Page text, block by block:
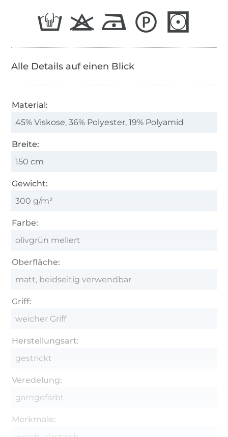
Alle Details auf einen Blick
Material:
45% Viskose, 36% Polyester, 19% Polyamid
Breite:
150 cm
Gewicht:
300 g/m²
Farbe:
olivgrün meliert
Oberfläche:
matt, beidseitig verwendbar
Griff:
weicher Griff
Herstellungsart:
gestrickt
Veredelung:
garngefärbt
Merkmale: